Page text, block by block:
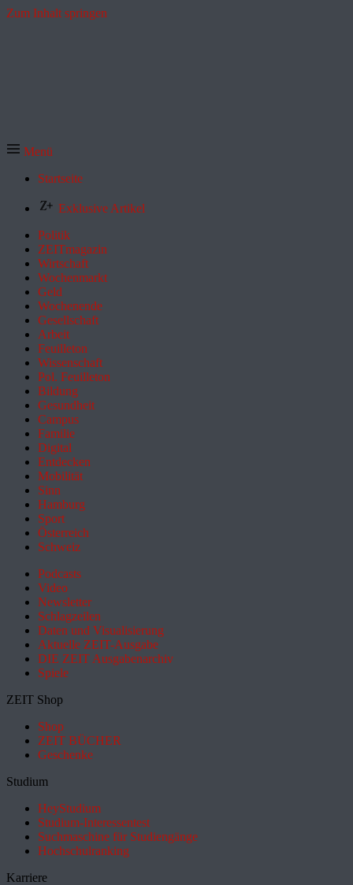
Zum Inhalt springen
Menü
Startseite
Exklusive Artikel
Politik
ZEITmagazin
Wirtschaft
Wochenmarkt
Geld
Wochenende
Gesellschaft
Arbeit
Feuilleton
Wissenschaft
Pol. Feuilleton
Bildung
Gesundheit
Campus
Familie
Digital
Entdecken
Mobilität
Sinn
Hamburg
Sport
Österreich
Schweiz
Podcasts
Video
Newsletter
Schlagzeilen
Daten und Visualisierung
Aktuelle ZEIT-Ausgabe
DIE ZEIT Ausgabenarchiv
Spiele
ZEIT Shop
Shop
ZEIT BÜCHER
Geschenke
Studium
HeyStudium
Studium-Interessentest
Suchmaschine für Studiengänge
Hochschulranking
Karriere